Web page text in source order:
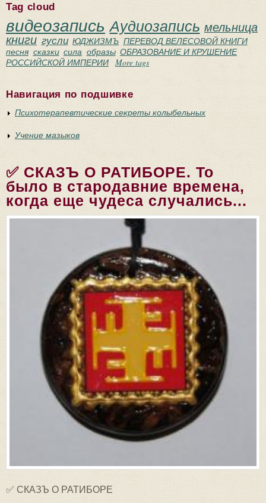
Tag cloud
видеозапись Аудиозапись мельница
книги гусли ЮДЖИЗМЪ ПЕРЕВОД ВЕЛЕСОВОЙ КНИГИ
песня сказки сила образы ОБРАЗОВАНИЕ И КРУШЕНИЕ
РОССИЙСКОЙ ИМПЕРИИ
More tags
Навигация по подшивке
Психотерапевтические секреты колыбельных
Учение мазыков
✅ СКАЗЪ О РАТИБОРЕ. То
было в стародавние времена,
когда еще чудеса случались...
✅ СКАЗЪ О РАТИБОРЕ